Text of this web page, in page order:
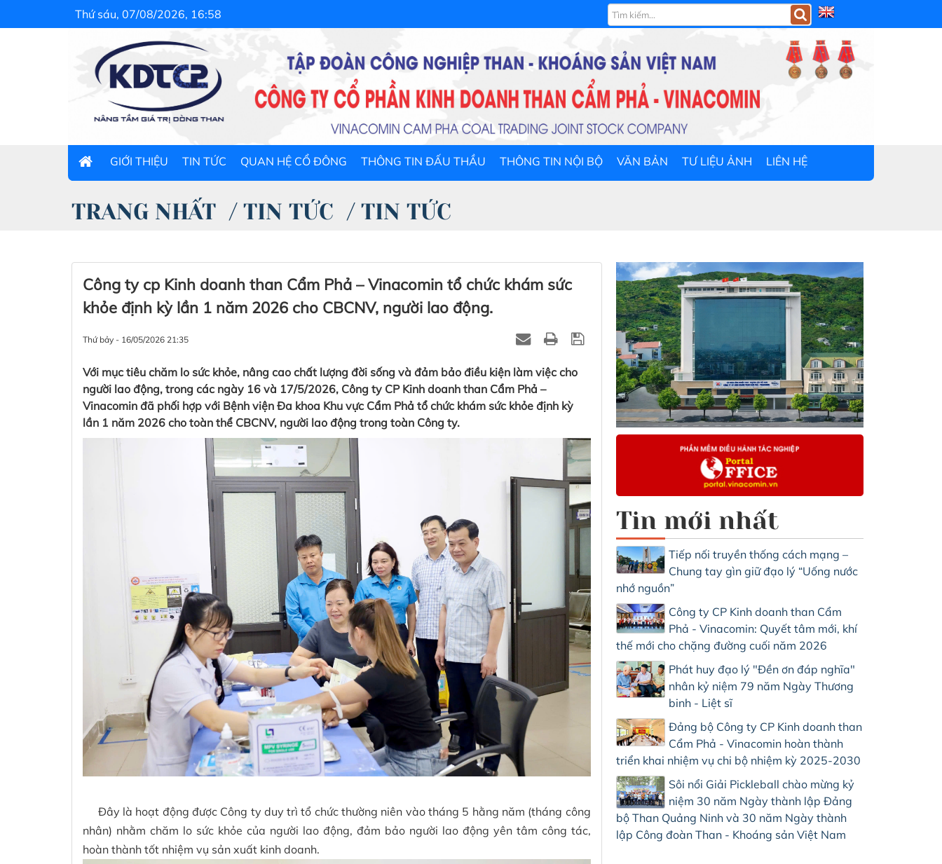
Thứ sáu, 07/08/2026, 16:58
GIỚI THIỆU TIN TỨC QUAN HỆ CỔ ĐÔNG THÔNG TIN ĐẤU THẦU THÔNG TIN NỘI BỘ VĂN BẢN TƯ LIỆU ẢNH LIÊN HỆ
TRANG NHẤT / TIN TỨC / TIN TỨC
Công ty cp Kinh doanh than Cẩm Phả – Vinacomin tổ chức khám sức
khỏe định kỳ lần 1 năm 2026 cho CBCNV, người lao động.
Thứ bảy - 16/05/2026 21:35
Với mục tiêu chăm lo sức khỏe, nâng cao chất lượng đời sống và đảm bảo điều kiện làm việc cho
người lao động, trong các ngày 16 và 17/5/2026, Công ty CP Kinh doanh than Cẩm Phả –
Vinacomin đã phối hợp với Bệnh viện Đa khoa Khu vực Cẩm Phả tổ chức khám sức khỏe định kỳ
lần 1 năm 2026 cho toàn thể CBCNV, người lao động trong toàn Công ty.
Đây là hoạt động được Công ty duy trì tổ chức thường niên vào tháng 5 hằng năm (tháng công
nhân) nhằm chăm lo sức khỏe của người lao động, đảm bảo người lao động yên tâm công tác,
hoàn thành tốt nhiệm vụ sản xuất kinh doanh.
Tin mới nhất
Tiếp nối truyền thống cách mạng –
Chung tay gìn giữ đạo lý “Uống nước
nhớ nguồn”
Công ty CP Kinh doanh than Cẩm
Phả - Vinacomin: Quyết tâm mới, khí
thế mới cho chặng đường cuối năm 2026
Phát huy đạo lý "Đền ơn đáp nghĩa"
nhân kỷ niệm 79 năm Ngày Thương
binh - Liệt sĩ
Đảng bộ Công ty CP Kinh doanh than
Cẩm Phả - Vinacomin hoàn thành
triển khai nhiệm vụ chi bộ nhiệm kỳ 2025-2030
Sôi nổi Giải Pickleball chào mừng kỷ
niệm 30 năm Ngày thành lập Đảng
bộ Than Quảng Ninh và 30 năm Ngày thành
lập Công đoàn Than - Khoáng sản Việt Nam